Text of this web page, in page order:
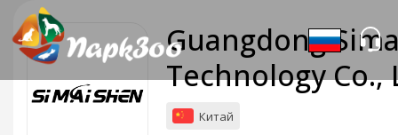
Guangdong
Technology Co.,
Китай